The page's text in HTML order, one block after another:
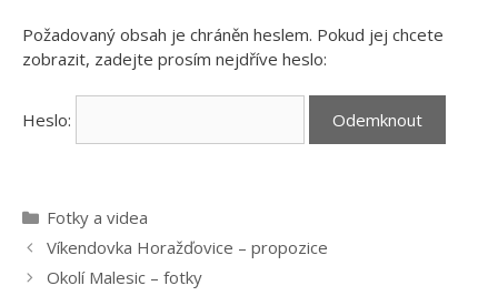
Požadovaný obsah je chráněn heslem. Pokud jej chcete
zobrazit, zadejte prosím nejdříve heslo:
Heslo:
Rubriky
Fotky a videa
Víkendovka Horažďovice – propozice
Okolí Malesic – fotky